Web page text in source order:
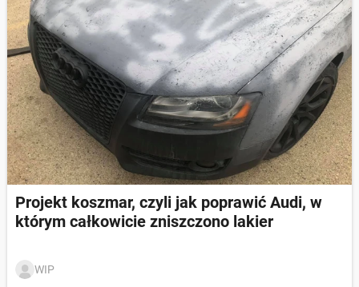
Projekt koszmar, czyli jak poprawić Audi, w
którym całkowicie zniszczono lakier
WIP